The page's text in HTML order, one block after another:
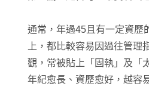
通常，年過45且有一定資歷
上，都比較容易因過往管理
觀，常被貼上「固執」及「
年紀愈長、資歷愈好，越容